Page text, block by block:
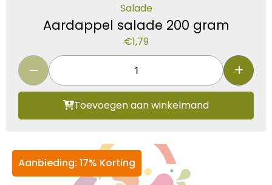
Salade
Aardappel salade 200 gram
€1,79
Toevoegen aan winkelmand
Aanbieding: 17% Korting